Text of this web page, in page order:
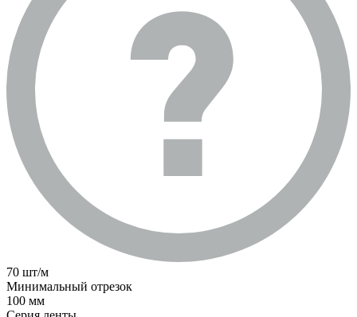
70 шт/м
Минимальный отрезок
100 мм